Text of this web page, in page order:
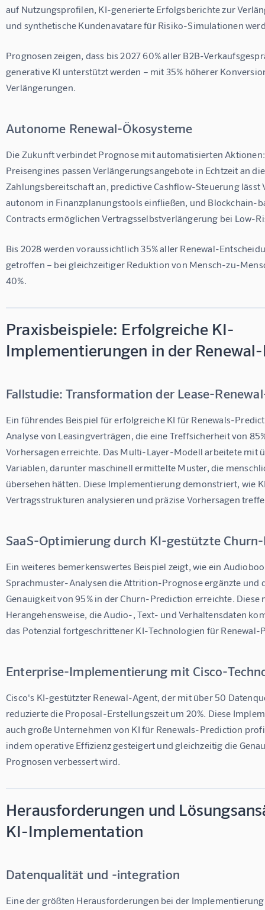
auf Nutzungsprofilen, KI-generierte Erfolgsberichte zur
und synthetische Kundenavatare für Risiko-Simulationen
Prognosen zeigen, dass bis 2027 60% aller B2B-
generative KI unterstützt werden – mit 35% höherer
Verlängerungen.
Autonome Renewal-Ökosysteme
Die Zukunft verbindet Prognose mit automatisierten
Preisengines passen Verlängerungsangebote in Echtzeit an
Zahlungsbereitschaft an, predictive Cashflow-Steuerung lässt
autonom in Finanzplanungstools einfließen, und Blockchain-
Contracts ermöglichen Vertragsselbstverlängerung bei Low-
Bis 2028 werden voraussichtlich 35% aller Renewal-
getroffen – bei gleichzeitiger Reduktion von Mensch-zu-
40%.
Praxisbeispiele: Erfolgreiche KI-
Implementierungen in der
Fallstudie: Transformation der Lease-
Ein führendes Beispiel für erfolgreiche KI für Renewals-
Analyse von Leasingverträgen, die eine Treffsicherheit von
Vorhersagen erreichte. Das Multi-Layer-Modell arbeitete mit
Variablen, darunter maschinell ermittelte Muster, die
übersehen hätten. Diese Implementierung demonstriert, wie
Vertragsstrukturen analysieren und präzise Vorhersagen
SaaS-Optimierung durch KI-gestützte
Ein weiteres bemerkenswertes Beispiel zeigt, wie ein
Sprachmuster-Analysen die Attrition-Prognose ergänzte und
Genauigkeit von 95% in der Churn-Prediction erreichte.
Herangehensweise, die Audio-, Text- und Verhaltensdaten
das Potenzial fortgeschrittener KI-Technologien für Renewal-
Enterprise-Implementierung mit Cisco-
Cisco's KI-gestützter Renewal-Agent, der mit über 50
reduzierte die Proposal-Erstellungszeit um 20%. Diese
auch große Unternehmen von KI für Renewals-Prediction
indem operative Effizienz gesteigert und gleichzeitig die
Prognosen verbessert wird.
Herausforderungen und
KI-Implementation
Datenqualität und -integration
Eine der größten Herausforderungen bei der